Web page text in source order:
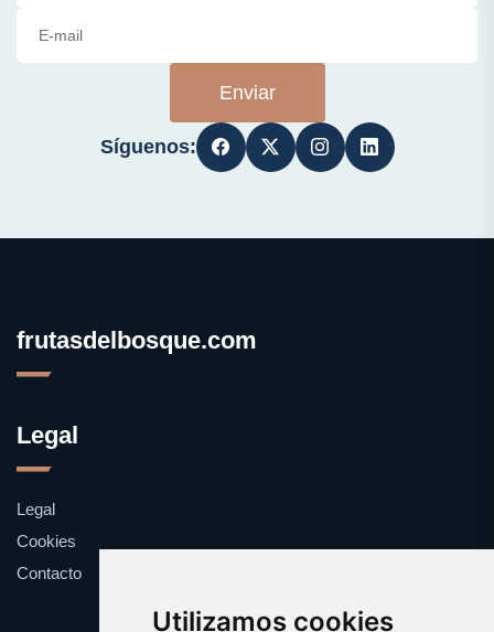
Utilizamos cookies
Enviar
Síguenos:
frutasdelbosque.com
Legal
Legal
Cookies
Contacto